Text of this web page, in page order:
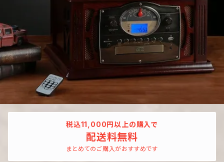
税込11,000円以上の購入で
配送料無料
まとめてのご購入がおすすめです